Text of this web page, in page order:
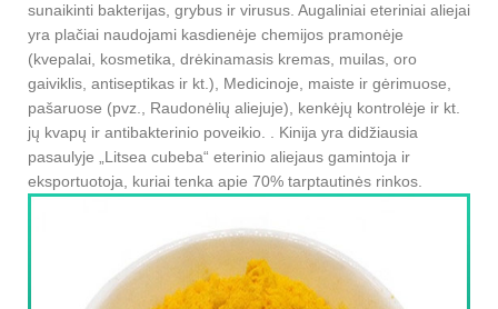
sunaikinti bakterijas, grybus ir virusus. Augaliniai eteriniai aliejai
yra plačiai naudojami kasdienėje chemijos pramonėje
(kvepalai, kosmetika, drėkinamasis kremas, muilas, oro
gaiviklis, antiseptikas ir kt.), Medicinoje, maiste ir gėrimuose,
pašaruose (pvz., Raudonėlių aliejuje), kenkėjų kontrolėje ir kt.
jų kvapų ir antibakterinio poveikio. . Kinija yra didžiausia
pasaulyje „Litsea cubeba“ eterinio aliejaus gamintoja ir
eksportuotoja, kuriai tenka apie 70% tarptautinės rinkos.